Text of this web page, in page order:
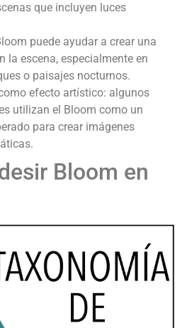
que incluyen luces
puede ayudar a crear una
la escena, especialmente en
o paisajes nocturnos.
efecto artístico: algunos
utilizan el Bloom como un
para crear imágenes
Bloom en